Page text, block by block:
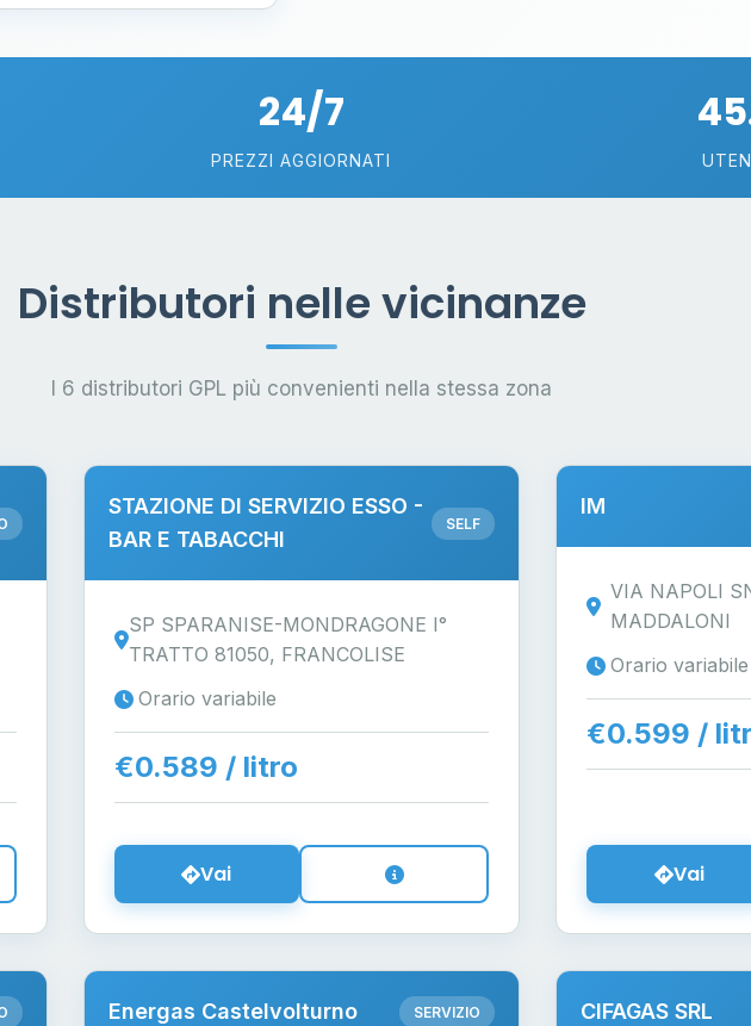
24/7
PREZZI AGGIORNATI
Distributori nelle vicinanze
I 6 distributori GPL più convenienti nella stessa zona
STAZIONE DI SERVIZIO ESSO -
BAR E TABACCHI
SELF
SP SPARANISE-MONDRAGONE I°
TRATTO 81050, FRANCOLISE
Orario variabile
€0.589 / litro
Vai
IM
VIA NAPOLI
MADDALONI
Orario variabile
€0.599 /
Vai
Energas Castelvolturno SERVIZIO CIFAGAS SRL